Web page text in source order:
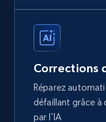
Corrections
Réparez
défaillant grâce
par l'IA